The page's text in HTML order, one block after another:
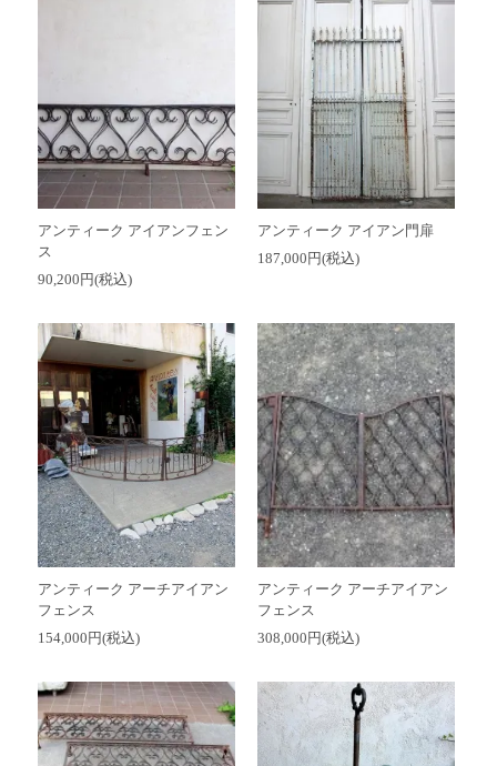
アンティーク アイアンフェン
ス
90,200円(税込)
アンティーク アイアン門扉
187,000円(税込)
アンティーク アーチアイアン
フェンス
154,000円(税込)
アンティーク アーチアイアン
フェンス
308,000円(税込)